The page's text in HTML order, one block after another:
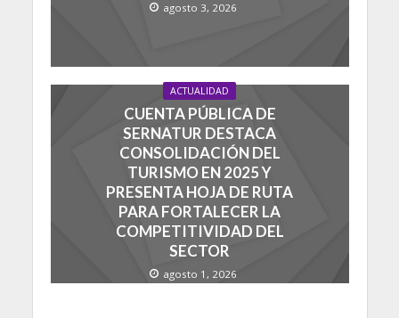
agosto 3, 2026
ACTUALIDAD
CUENTA PÚBLICA DE
SERNATUR DESTACA
CONSOLIDACIÓN DEL
TURISMO EN 2025 Y
PRESENTA HOJA DE RUTA
PARA FORTALECER LA
COMPETITIVIDAD DEL
SECTOR
agosto 1, 2026